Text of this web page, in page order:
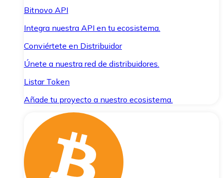
Bitnovo API
Integra nuestra API en tu ecosistema.
Conviértete en Distribuidor
Únete a nuestra red de distribuidores.
Listar Token
Añade tu proyecto a nuestro ecosistema.